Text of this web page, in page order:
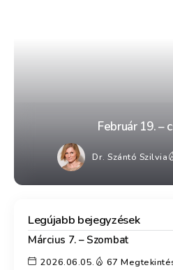
Február 19. –
Dr. Szántó Szilvia
Legújabb bejegyzések
Március 7. – Szombat
2026.06.05. 67